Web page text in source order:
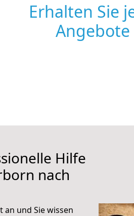
Erhalten Sie
Angebote
Hilfe
nach
und Sie wissen